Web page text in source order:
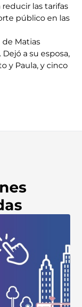
las tarifas
público en las
de Matias
Dejó a su esposa,
y Paula, y cinco